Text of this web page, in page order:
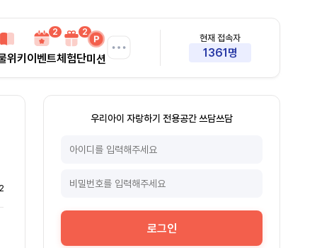
위키 이벤트
2
체험단
2
미션
현재 접속자
1361명
2
우리아이 자랑하기 전용공간 쓰담쓰담
로그인